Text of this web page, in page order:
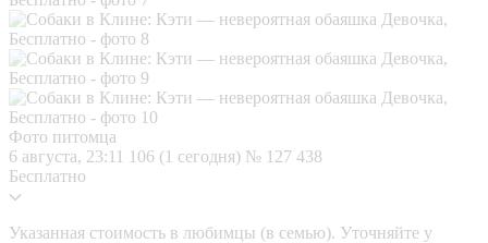
Фото питомца
6 августа, 23:11 106 (1 сегодня) № 127 438
Бесплатно
Указанная стоимость в любимцы (в семью). Уточняйте у